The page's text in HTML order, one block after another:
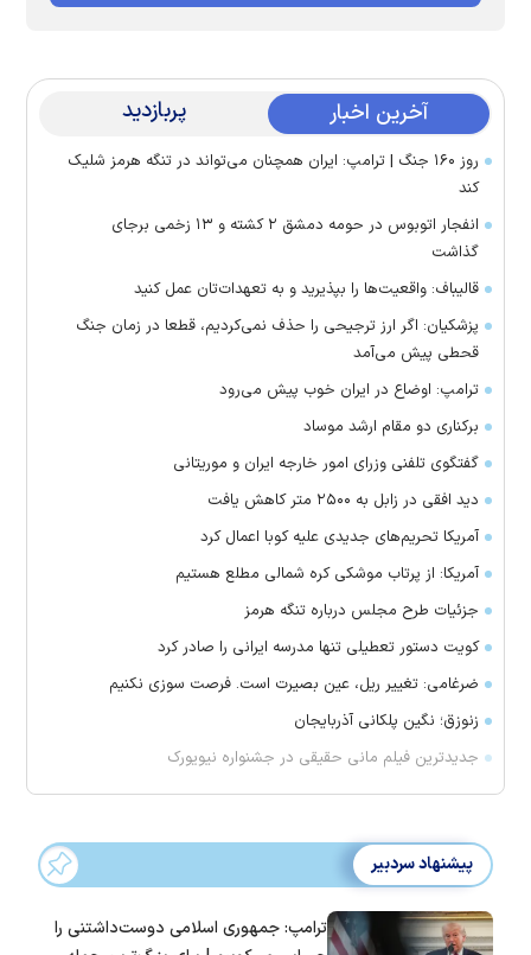
آخرین اخبار پربازدید
روز ۱۶۰ جنگ | ترامپ: ایران همچنان می‌تواند در تنگه هرمز شلیک
کند
انفجار اتوبوس در حومه دمشق ۲ کشته و ۱۳ زخمی برجای
گذاشت
قالیباف: واقعیت‌ها را بپذیرید و به تعهدات‌تان عمل کنید
پزشکیان: اگر ارز ترجیحی را حذف نمی‌کردیم، قطعا در زمان جنگ
قحطی پیش می‌آمد
ترامپ: اوضاع در ایران خوب پیش می‌رود
برکناری دو مقام ارشد موساد
گفتگوی تلفنی وزرای امور خارجه ایران و موریتانی
دید افقی در زابل به ۲۵۰۰ متر کاهش یافت
آمریکا تحریم‌های جدیدی علیه کوبا اعمال کرد
آمریکا: از پرتاب موشکی کره شمالی مطلع هستیم
جزئیات طرح مجلس درباره تنگه هرمز
کویت دستور تعطیلی تنها مدرسه ایرانی را صادر کرد
ضرغامی: تغییر ریل، عین بصیرت است. فرصت سوزی نکنیم
زنوزق؛ نگین پلکانی آذربایجان
جدیدترین فیلم مانی حقیقی در جشنواره نیویورک
پیشنهاد سردبیر
ترامپ: جمهوری اسلامی دوست‌داشتنی را